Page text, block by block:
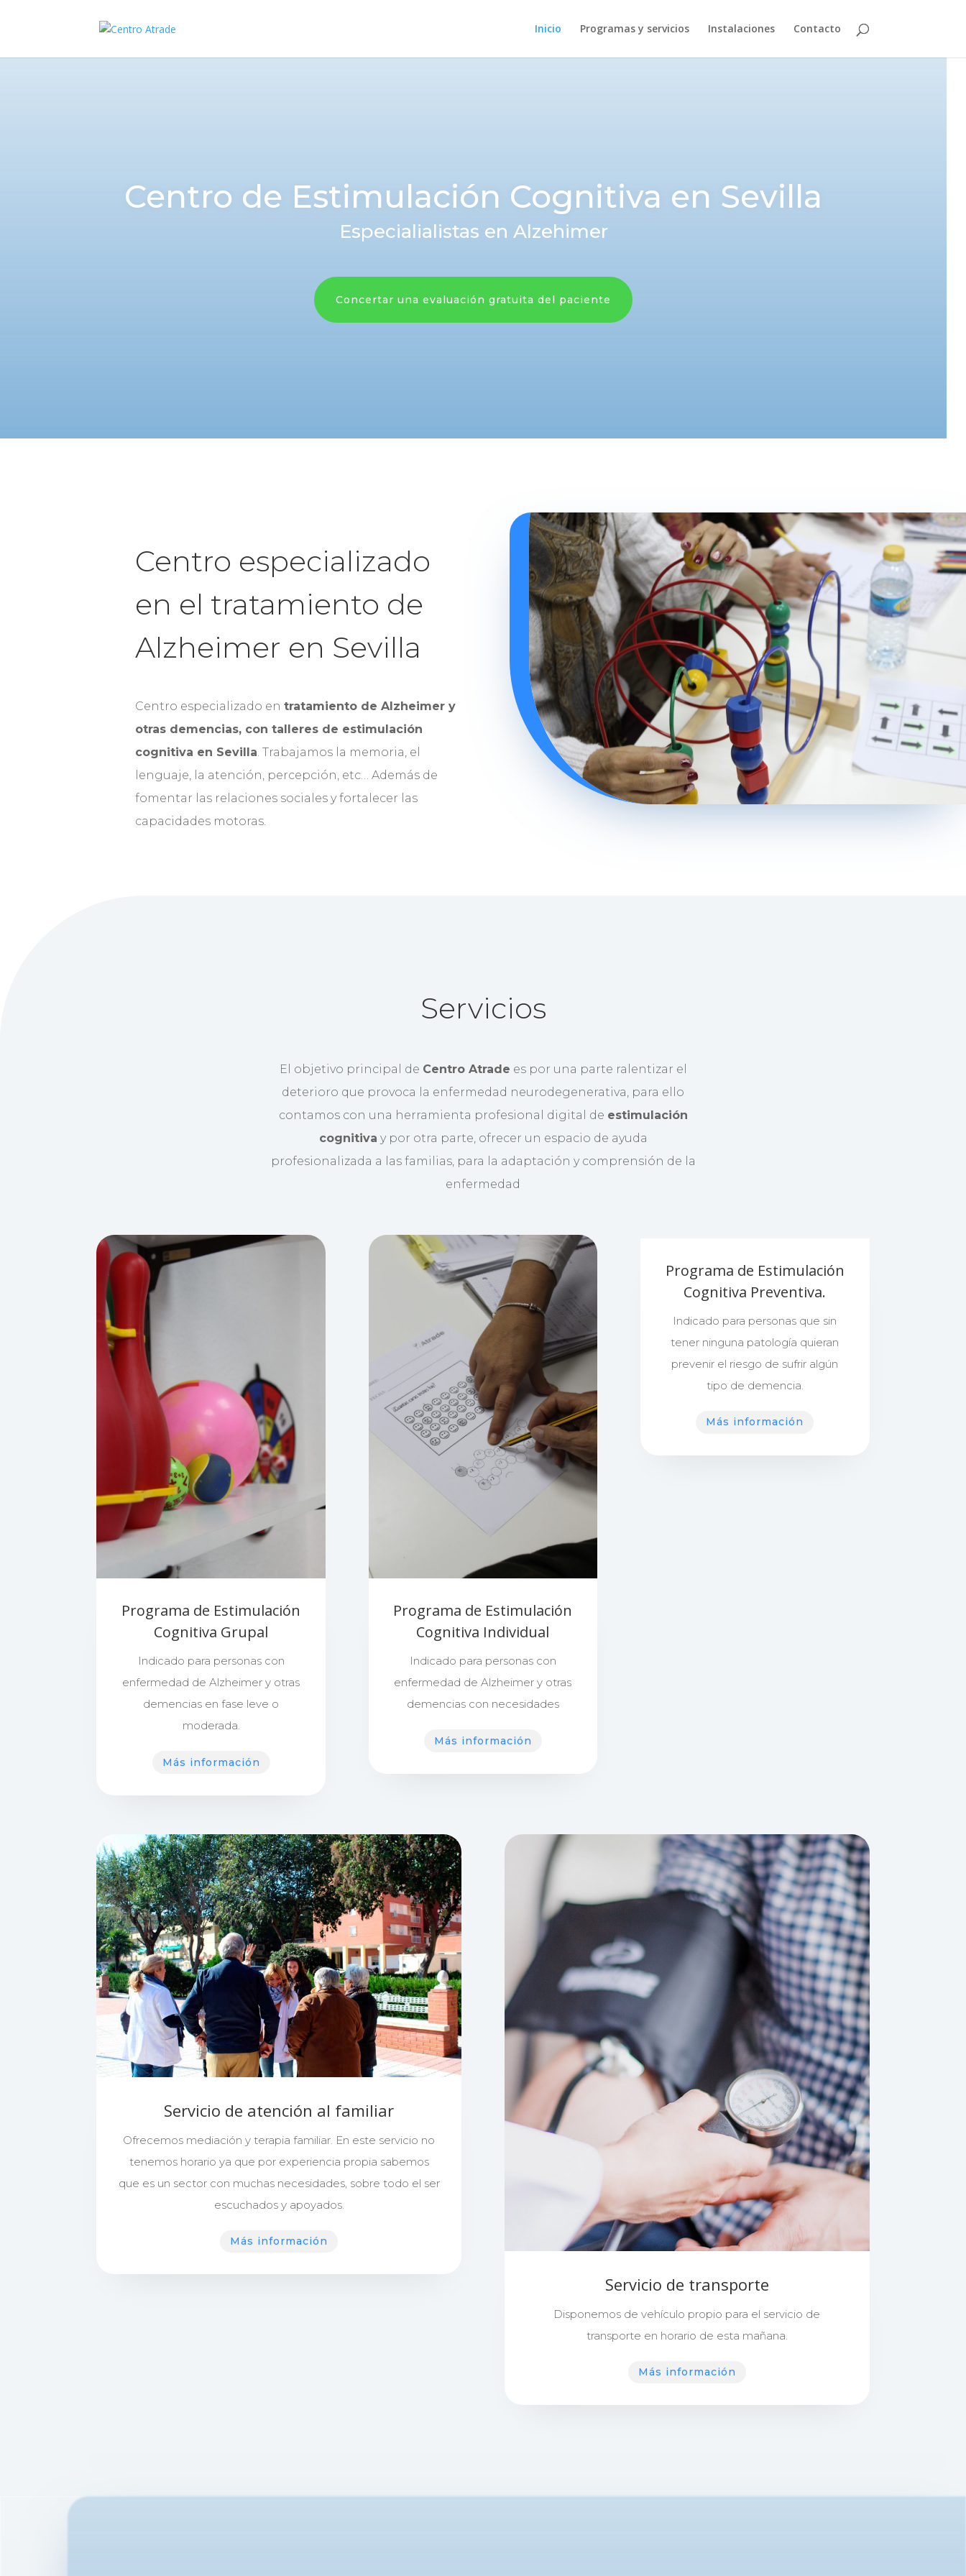
Inicio Programas y servicios Instalaciones Contacto
Centro de Estimulación Cognitiva en Sevilla
Especialialistas en Alzehimer
Concertar una evaluación gratuita del paciente
Centro especializado
en el tratamiento de
Alzheimer en Sevilla
Centro especializado entratamiento de Alzheimer y
otras demencias, con talleres de estimulación
cognitiva en Sevilla. Trabajamos la memoria, el
lenguaje, la atención, percepción, etc… Además de
fomentar las relaciones sociales y fortalecer las
capacidades motoras.
Servicios
El objetivo principal de Centro Atrade es por una parte ralentizar el
deterioro que provoca la enfermedad neurodegenerativa, para ello
contamos con una herramienta profesional digital de estimulación
cognitiva y por otra parte, ofrecer un espacio de ayuda
profesionalizada a las familias, para la adaptación y comprensión de la
enfermedad
Programa de Estimulación
Cognitiva Grupal
Indicado para personas con
enfermedad de Alzheimer y otras
demencias en fase leve o
moderada.
Más información
Programa de Estimulación
Cognitiva Individual
Indicado para personas con
enfermedad de Alzheimer y otras
demencias con necesidades
Más información
Programa de Estimulación
Cognitiva Preventiva.
Indicado para personas que sin
tener ninguna patología quieran
prevenir el riesgo de sufrir algún
tipo de demencia.
Más información
Servicio de atención al familiar
Ofrecemos mediación y terapia familiar. En este servicio no
tenemos horario ya que por experiencia propia sabemos
que es un sector con muchas necesidades, sobre todo el ser
escuchados y apoyados.
Más información
Servicio de transporte
Disponemos de vehículo propio para el servicio de
transporte en horario de esta mañana.
Más información